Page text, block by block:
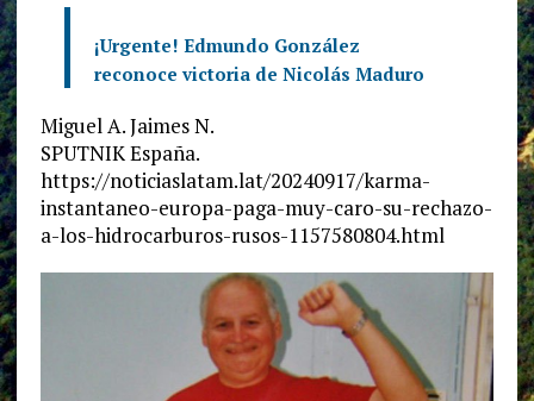
¡Urgente! Edmundo González
reconoce victoria de Nicolás Maduro
Miguel A. Jaimes N.
SPUTNIK España.
https://noticiaslatam.lat/20240917/karma-
instantaneo-europa-paga-muy-caro-su-rechazo-
a-los-hidrocarburos-rusos-1157580804.html